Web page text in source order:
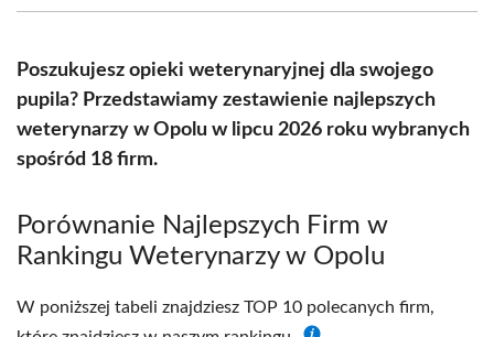
(Twitter)
Poszukujesz opieki weterynaryjnej dla swojego
pupila? Przedstawiamy zestawienie najlepszych
weterynarzy w Opolu w lipcu 2026 roku wybranych
spośród 18 firm.
Porównanie Najlepszych Firm w
Rankingu Weterynarzy w Opolu
W poniższej tabeli znajdziesz TOP 10 polecanych firm,